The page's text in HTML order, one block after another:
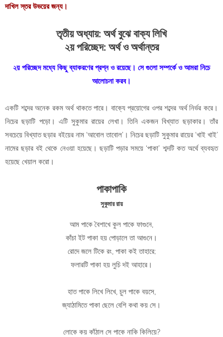
দাখিল স্তর উভয়ের জন্য।
তৃতীয় অধ্যায়: অর্থ বুঝে বাক্য লিখি
২য় পরিচ্ছেদ: অর্থ ও অর্থান্তর
২য় পরিচ্ছেদ মধ্যে কিছু ব্যাকরণের প্রশ্ন ও রয়েছে। সে গুলো সম্পর্কে ও আমরা নিচে
আলোচনা করব।
একটি শব্দের অনেক রকম অর্থ থাকতে পারে। বাক্যে প্রয়োগের ওপর শব্দের অর্থ নির্ভর করে।
নিচের ছড়াটি পড়ো। এটি সুকুমার রায়ের লেখা। তিনি একজন বিখ্যাত ছড়াকার। তাঁর
সবচেয়ে বিখ্যাত ছড়ার বইয়ের নাম ‘আবোল তাবোল’। নিচের ছড়াটি সুকুমার রায়ের ‘খাই খাই’
নামের ছড়ার বই থেকে নেওয়া হয়েছে। ছড়াটি পড়ার সময়ে ‘পাকা’ শব্দটি কত অর্থে ব্যবহৃত
হয়েছে খেয়াল করো।
পাকাপাকি
সুকুমার রায়
আম পাকে বৈশাখে কুল পাকে ফাগুনে,
কাঁচা ইট পাকা হয় পোড়ালে তা আগুনে।
রোদে জলে টিকে রং, পাকা কই তাহারে;
ফলারটি পাকা হয় লুচি দই আহারে।
হাত পাকে লিখে লিখে, চুল পাকে বয়সে,
জ্যাঠামিতে পাকা ছেলে বেশি কথা কয় সে।
লোকে কয় কাঁঠাল সে পাকে নাকি কিলিয়ে?